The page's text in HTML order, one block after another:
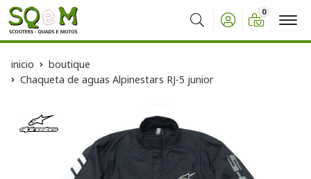
Buscar
0
inicio
boutique
Chaqueta de aguas Alpinestars RJ-5 junior